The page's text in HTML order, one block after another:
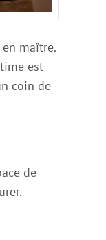
maître.
est
coin de
de